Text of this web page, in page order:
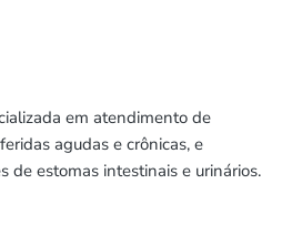
em atendimento de
agudas e crônicas, e
de estomas intestinais e urinários.